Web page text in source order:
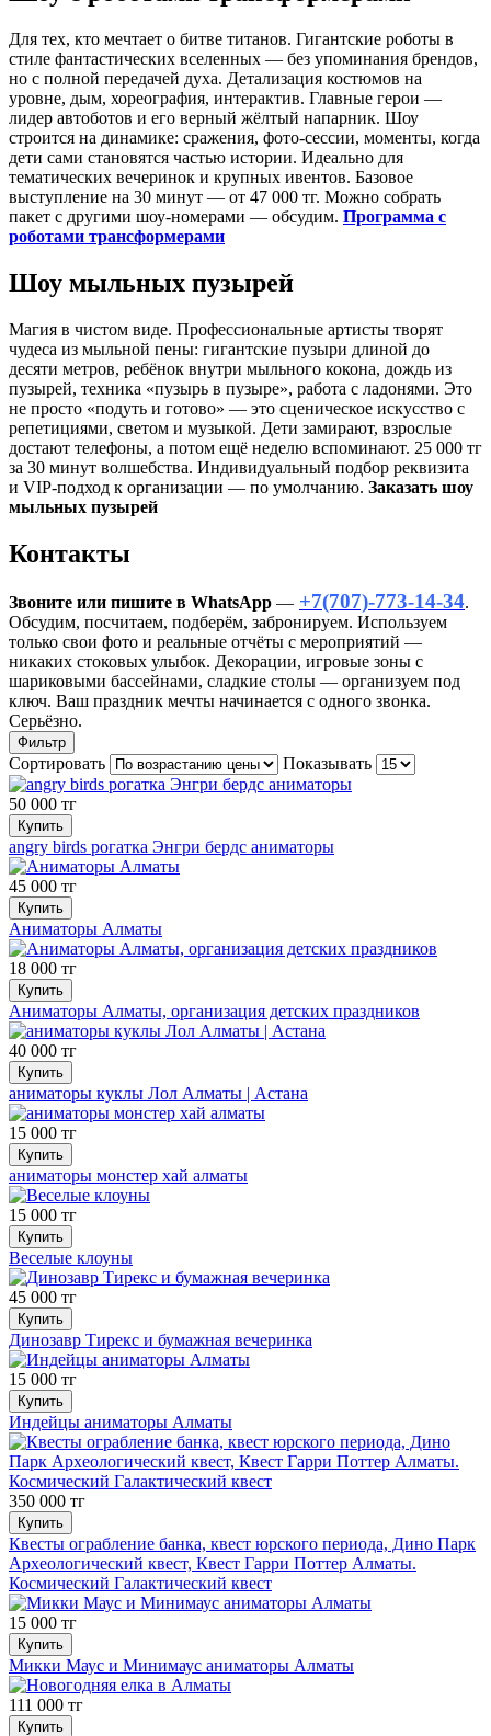
Для тех, кто мечтает о битве титанов. Гигантские роботы в
стиле фантастических вселенных — без упоминания брендов,
но с полной передачей духа. Детализация костюмов на
уровне, дым, хореография, интерактив. Главные герои —
лидер автоботов и его верный жёлтый напарник. Шоу
строится на динамике: сражения, фото-сессии, моменты, когда
дети сами становятся частью истории. Идеально для
тематических вечеринок и крупных ивентов. Базовое
выступление на 30 минут — от 47 000 тг. Можно собрать
пакет с другими шоу-номерами — обсудим. Программа с
роботами трансформерами
Шоу мыльных пузырей
Магия в чистом виде. Профессиональные артисты творят
чудеса из мыльной пены: гигантские пузыри длиной до
десяти метров, ребёнок внутри мыльного кокона, дождь из
пузырей, техника «пузырь в пузыре», работа с ладонями. Это
не просто «подуть и готово» — это сценическое искусство с
репетициями, светом и музыкой. Дети замирают, взрослые
достают телефоны, а потом ещё неделю вспоминают. 25 000 тг
за 30 минут волшебства. Индивидуальный подбор реквизита
и VIP-подход к организации — по умолчанию. Заказать шоу
мыльных пузырей
Контакты
Звоните или пишите в WhatsApp — +7(707)-773-14-34.
Обсудим, посчитаем, подберём, забронируем. Используем
только свои фото и реальные отчёты с мероприятий —
никаких стоковых улыбок. Декорации, игровые зоны с
шариковыми бассейнами, сладкие столы — организуем под
ключ. Ваш праздник мечты начинается с одного звонка.
Серьёзно.
Фильтр
Сортировать Показывать
50 000 тг
Купить
angry birds рогатка Энгри бердс аниматоры
45 000 тг
Купить
Аниматоры Алматы
18 000 тг
Купить
Аниматоры Алматы, организация детских праздников
40 000 тг
Купить
аниматоры куклы Лол Алматы | Астана
15 000 тг
Купить
аниматоры монстер хай алматы
15 000 тг
Купить
Веселые клоуны
45 000 тг
Купить
Динозавр Тирекс и бумажная вечеринка
15 000 тг
Купить
Индейцы аниматоры Алматы
350 000 тг
Купить
Квесты ограбление банка, квест юрского периода, Дино Парк
Археологический квест, Квест Гарри Поттер Алматы.
Космический Галактический квест
15 000 тг
Купить
Микки Маус и Минимаус аниматоры Алматы
111 000 тг
Купить